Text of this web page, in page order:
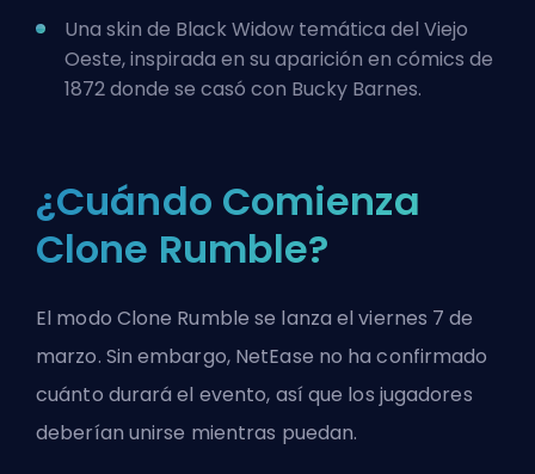
Una skin de Black Widow temática del Viejo
Oeste, inspirada en su aparición en cómics de
1872 donde se casó con Bucky Barnes.
¿Cuándo Comienza
Clone Rumble?
El modo Clone Rumble se lanza el viernes 7 de
marzo. Sin embargo, NetEase no ha confirmado
cuánto durará el evento, así que los jugadores
deberían unirse mientras puedan.